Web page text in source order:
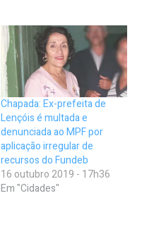
Chapada: Ex-prefeita de
Lençóis é multada e
denunciada ao MPF por
aplicação irregular de
recursos do Fundeb
16 outubro 2019 - 17h36
Em "Cidades"